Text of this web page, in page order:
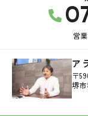
営
ア
〒
堺